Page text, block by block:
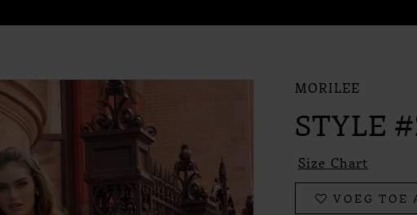
MORILEE
STYLE
Size Chart
VOEG TOE